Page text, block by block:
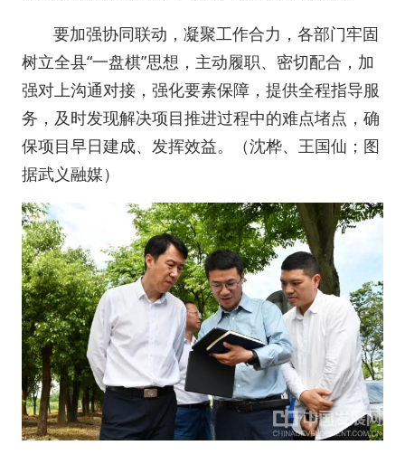
要加强协同联动，凝聚工作合力，各部门牢固
树立全县“一盘棋”思想，主动履职、密切配合，加
强对上沟通对接，强化要素保障，提供全程指导服
务，及时发现解决项目推进过程中的难点堵点，确
保项目早日建成、发挥效益。（沈桦、王国仙；图
据武义融媒）